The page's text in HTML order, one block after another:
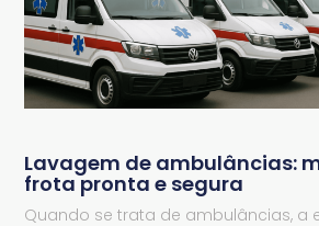
Lavagem de ambulâncias:
frota pronta e segura
Quando se trata de ambulâncias, a